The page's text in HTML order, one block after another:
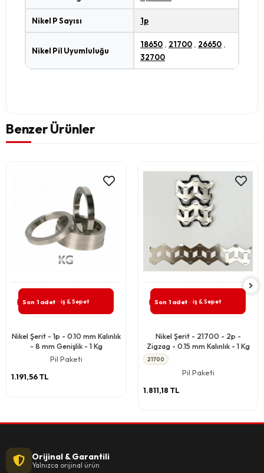
Nikel P Sayısı 1p
Nikel Pil Uyumluluğu
18650 21700 26650
32700
Benzer Ürünler
Son 1 adetGiriş & Sepet
Nikel Şerit - 1p - 0.10 mm Kalınlık
- 8 mm Genişlik - 1 Kg
Pil Paketi
1.191,56 TL
Son 1 adetGiriş & Sepet
Nikel Şerit - 21700 - 2p -
Zigzag - 0.15 mm Kalınlık - 1 Kg
21700
Pil Paketi
1.811,18 TL
Orijinal & Garantili
Yalnızca orijinal ürün